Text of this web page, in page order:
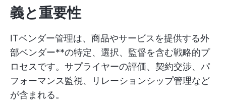
義と重要性
ITベンダー管理は、商品やサービスを提供する外
部ベンダー**の特定、選択、監督を含む戦略的プ
ロセスです。サプライヤーの評価、契約交渉、パ
フォーマンス監視、リレーションシップ管理など
が含まれる。